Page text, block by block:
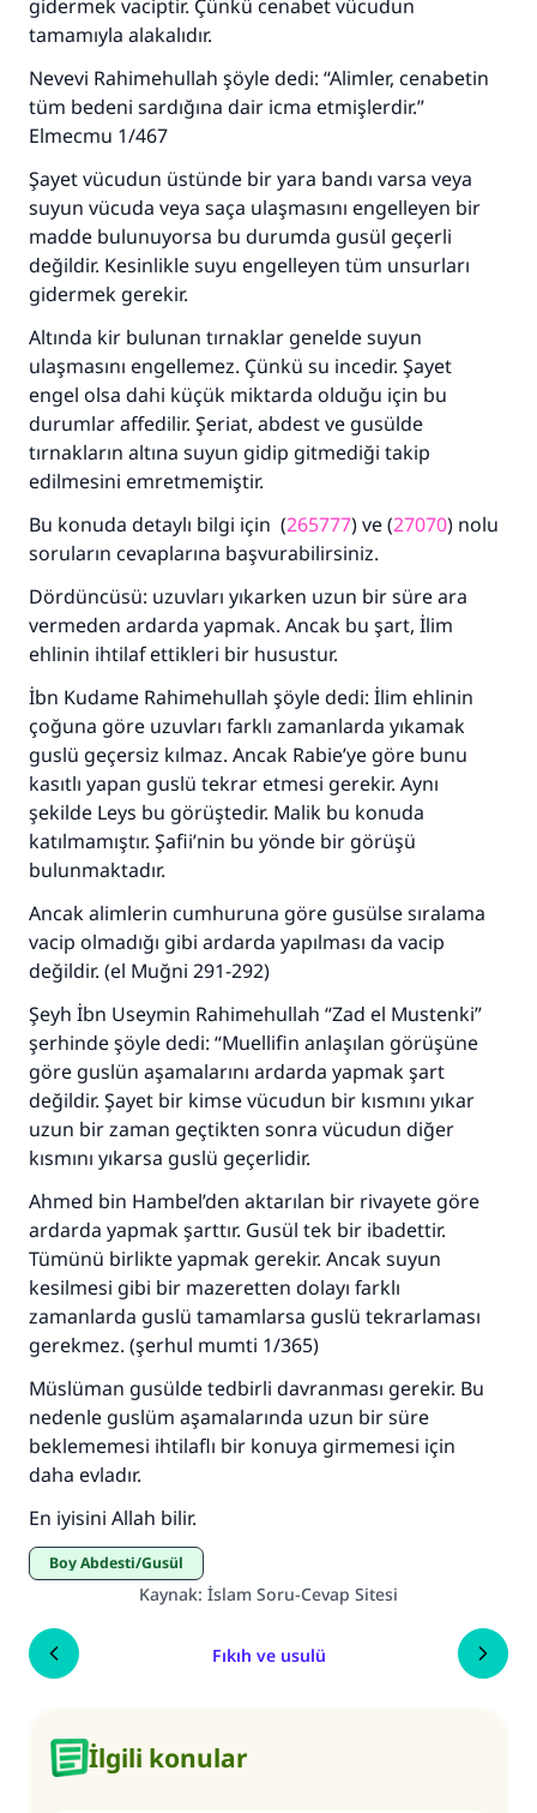
gidermek vaciptir. Çünkü cenabet vücudun
tamamıyla alakalıdır.
Nevevi Rahimehullah şöyle dedi: “Alimler, cenabetin
tüm bedeni sardığına dair icma etmişlerdir.”
Elmecmu 1/467
Şayet vücudun üstünde bir yara bandı varsa veya
suyun vücuda veya saça ulaşmasını engelleyen bir
madde bulunuyorsa bu durumda gusül geçerli
değildir. Kesinlikle suyu engelleyen tüm unsurları
gidermek gerekir.
Altında kir bulunan tırnaklar genelde suyun
ulaşmasını engellemez. Çünkü su incedir. Şayet
engel olsa dahi küçük miktarda olduğu için bu
durumlar affedilir. Şeriat, abdest ve gusülde
tırnakların altına suyun gidip gitmediği takip
edilmesini emretmemiştir.
Bu konuda detaylı bilgi için (265777) ve (27070) nolu
soruların cevaplarına başvurabilirsiniz.
Dördüncüsü: uzuvları yıkarken uzun bir süre ara
vermeden ardarda yapmak. Ancak bu şart, İlim
ehlinin ihtilaf ettikleri bir husustur.
İbn Kudame Rahimehullah şöyle dedi: İlim ehlinin
çoğuna göre uzuvları farklı zamanlarda yıkamak
guslü geçersiz kılmaz. Ancak Rabie’ye göre bunu
kasıtlı yapan guslü tekrar etmesi gerekir. Aynı
şekilde Leys bu görüştedir. Malik bu konuda
katılmamıştır. Şafii’nin bu yönde bir görüşü
bulunmaktadır.
Ancak alimlerin cumhuruna göre gusülse sıralama
vacip olmadığı gibi ardarda yapılması da vacip
değildir. (el Muğni 291-292)
Şeyh İbn Useymin Rahimehullah “Zad el Mustenki”
şerhinde şöyle dedi: “Muellifin anlaşılan görüşüne
göre guslün aşamalarını ardarda yapmak şart
değildir. Şayet bir kimse vücudun bir kısmını yıkar
uzun bir zaman geçtikten sonra vücudun diğer
kısmını yıkarsa guslü geçerlidir.
Ahmed bin Hambel’den aktarılan bir rivayete göre
ardarda yapmak şarttır. Gusül tek bir ibadettir.
Tümünü birlikte yapmak gerekir. Ancak suyun
kesilmesi gibi bir mazeretten dolayı farklı
zamanlarda guslü tamamlarsa guslü tekrarlaması
gerekmez. (şerhul mumti 1/365)
Müslüman gusülde tedbirli davranması gerekir. Bu
nedenle guslüm aşamalarında uzun bir süre
beklememesi ihtilaflı bir konuya girmemesi için
daha evladır.
En iyisini Allah bilir.
Boy Abdesti/Gusül
Kaynak: İslam Soru-Cevap Sitesi
Fıkıh ve usulü
İlgili konular
Her kim bir hayra yol gösterirse , hayrı yapan
kişinin sevabı kadar ona sevap yazılır.
(MUSLIM 1893)
Şimdi katkı yapın!